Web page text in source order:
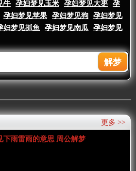
牛 孕妇梦见玉米 孕妇梦见大枣
孕
孕妇梦见苹果 孕妇梦见狗
孕妇梦见
妇梦见抓鱼 孕妇梦见南瓜
孕妇梦见
更多 >>
下雨雷雨的意思 周公解梦